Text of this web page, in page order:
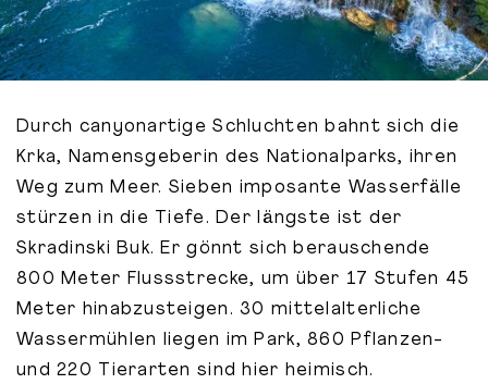
Durch canyonartige Schluchten bahnt sich die
Krka, Namensgeberin des Nationalparks, ihren
Weg zum Meer. Sieben imposante Wasserfälle
stürzen in die Tiefe. Der längste ist der
Skradinski Buk. Er gönnt sich berauschende
800 Meter Flussstrecke, um über 17 Stufen 45
Meter hinabzusteigen. 30 mittelalterliche
Wassermühlen liegen im Park, 860 Pflanzen-
und 220 Tierarten sind hier heimisch.